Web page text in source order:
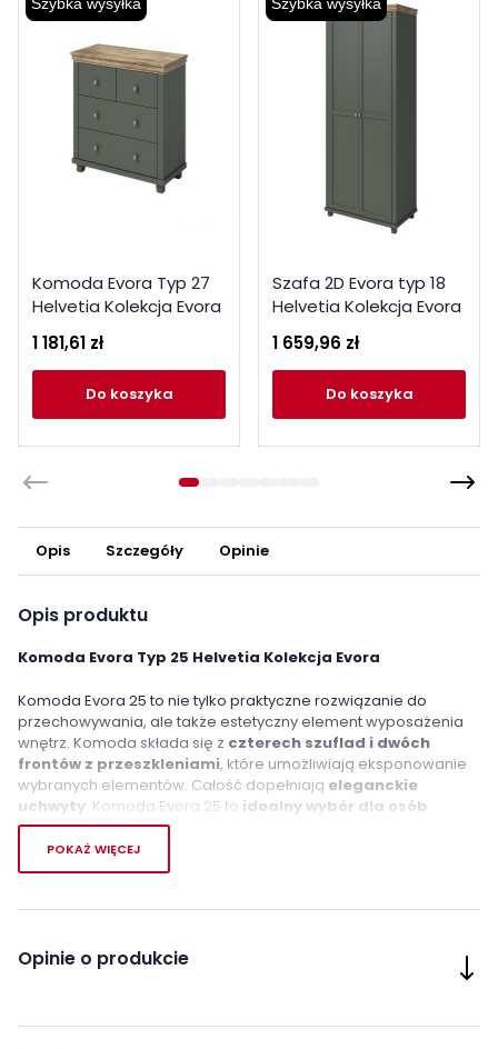
Komoda Evora Typ 27
Helvetia Kolekcja Evora
1 181,61 zł
do koszyka
Szafa 2D Evora typ 18
Helvetia Kolekcja Evora
1 659,96 zł
do koszyka
Opis Szczegóły Opinie
Opis produktu
Komoda Evora Typ 25 Helvetia Kolekcja Evora
Komoda Evora 25 to nie tylko praktyczne rozwiązanie do
przechowywania, ale także estetyczny element wyposażenia
wnętrz. Komoda składa się z czterech szuflad i dwóch
frontów z przeszkleniami, które umożliwiają eksponowanie
wybranych elementów. Całość dopełniają eleganckie
uchwyty . Komoda Evora 25 to idealny wybór dla osób
ceniących styl i praktyczne rozwiązania
swojego wnętrza, w szczególności w klasycznym stylu.
wykonana z najwyższą jakością materiałów, co gwarantuje nie
Komoda została wykonana z
która jest odporna na wilgoć i zarysowania
, dzięki czemu
POKAŻ WIĘCEJ
Opinie o produkcie